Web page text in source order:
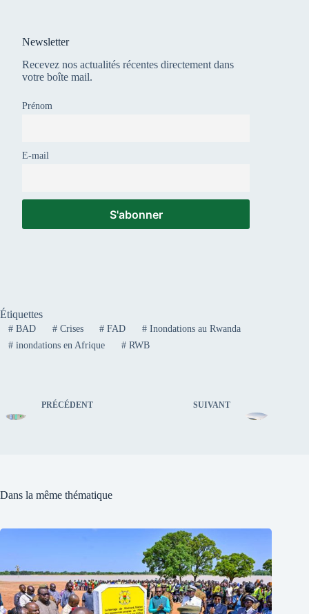
Newsletter
Recevez nos actualités récentes directement dans
votre boîte mail.
Prénom
E-mail
Étiquettes
#BAD #Crises # FAD # Inondations au Rwanda
#inondations en Afrique #RWB
PRÉCÉDENT SUIVANT
Dans la même thématique